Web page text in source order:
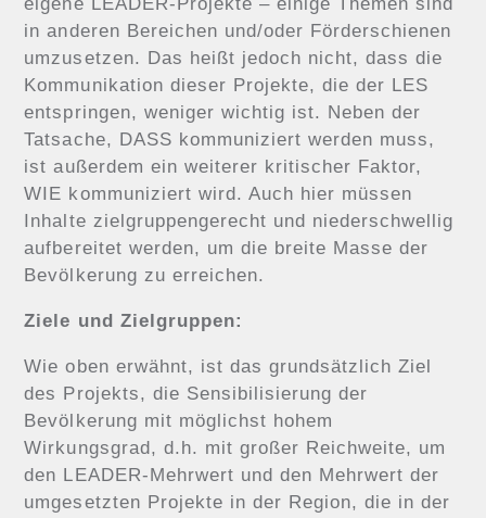
in anderen Bereichen und/oder Förderschienen
umzusetzen. Das heißt jedoch nicht, dass die
Kommunikation dieser Projekte, die der LES
entspringen, weniger wichtig ist. Neben der
Tatsache, DASS kommuniziert werden muss,
ist außerdem ein weiterer kritischer Faktor,
WIE kommuniziert wird. Auch hier müssen
Inhalte zielgruppengerecht und niederschwellig
aufbereitet werden, um die breite Masse der
Bevölkerung zu erreichen.
Ziele und Zielgruppen:
Wie oben erwähnt, ist das grundsätzlich Ziel
des Projekts, die Sensibilisierung der
Bevölkerung mit möglichst hohem
Wirkungsgrad, d.h. mit großer Reichweite, um
den LEADER-Mehrwert und den Mehrwert der
umgesetzten Projekte in der Region, die in der